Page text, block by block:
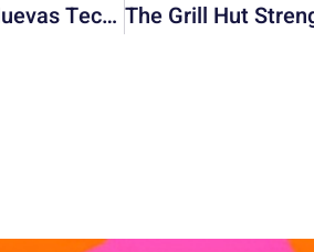
Wi‑Fi Y Agua Limpia: Cómo Tratar Efluentes Con Nuevas Tecnologías Sostenibles